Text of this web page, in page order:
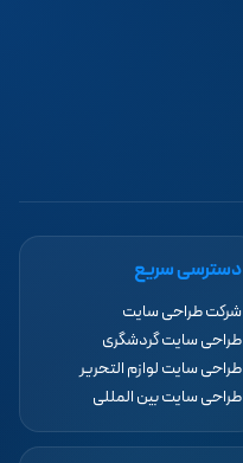
دسترسی سریع
شرکت طراحی سایت
طراحی سایت گردشگری
طراحی سایت لوازم التحریر
طراحی سایت بین المللی